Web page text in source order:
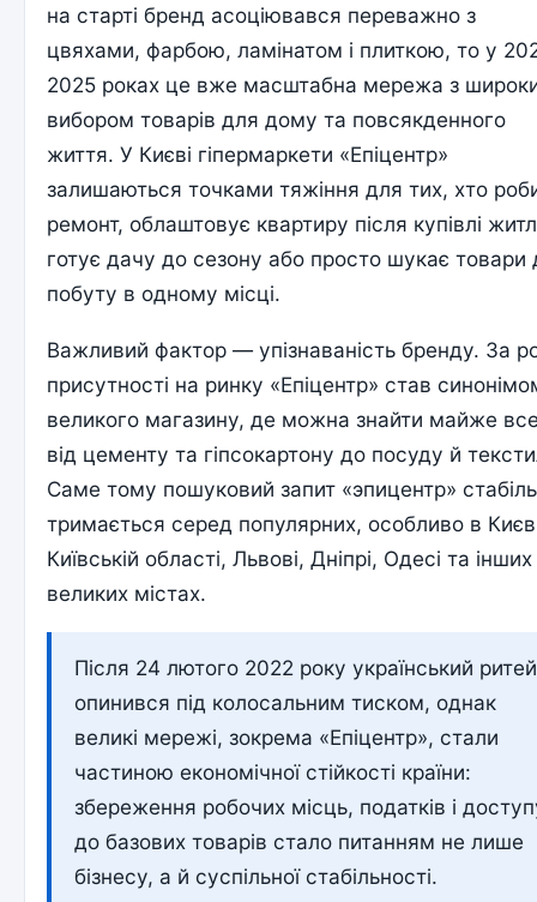
на старті бренд асоціювався переважно з
цвяхами, фарбою, ламінатом і плиткою, то у
2025 роках це вже масштабна мережа з
вибором товарів для дому та повсякденного
життя. У Києві гіпермаркети «Епіцентр»
залишаються точками тяжіння для тих, хто
ремонт, облаштовує квартиру після купівлі
готує дачу до сезону або просто шукає товари
побуту в одному місці.
Важливий фактор — упізнаваність бренду. За
присутності на ринку «Епіцентр» став
великого магазину, де можна знайти майже
від цементу та гіпсокартону до посуду й
Саме тому пошуковий запит «эпицентр»
тримається серед популярних, особливо в
Київській області, Львові, Дніпрі, Одесі та інших
великих містах.
Після 24 лютого 2022 року український
опинився під колосальним тиском, однак
великі мережі, зокрема «Епіцентр», стали
частиною економічної стійкості країни:
збереження робочих місць, податків і
до базових товарів стало питанням не лише
бізнесу, а й суспільної стабільності.